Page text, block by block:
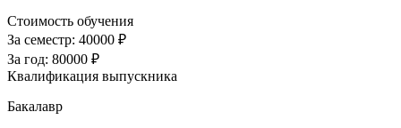
Стоимость обучения
За семестр: 40000 ₽
За год: 80000 ₽
Квалификация выпускника
Бакалавр